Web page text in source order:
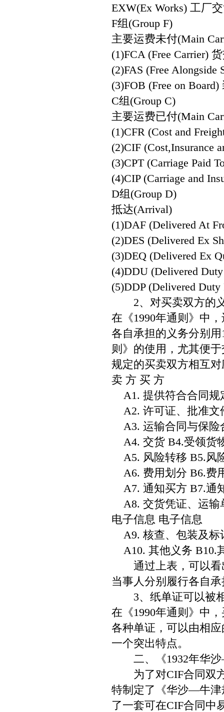
EXW(Ex Works) 工厂
F组(Group F)
主要运费未付(Main
(1)FCA (Free Carrier)
(2)FAS (Free
(3)FOB (Free on
C组(Group C)
主要运费已付(Main
(1)CFR (Cost and
(2)CIF (Cost,Insurance
(3)CPT (Carriage Paid
(4)CIP (Carriage and
D组(Group D)
抵达(Arrival)
(1)DAF (Delivered At
(2)DES (Delivered Ex
(3)DEQ (Delivered Ex
(4)DDU (Delivered
(5)DDP (Delivered
2、对买卖双方的义
在《1990年通则》中
各自承担的义务分别
则》的使用，尤其便
规定的买卖双方相互
卖 方 买 方
A1. 提供符合合同规
A2. 许可证、批准文
A3. 运输合同与保险
A4. 交货 B4.受领货
A5. 风险转移 B5.风
A6. 费用划分 B6.费
A7. 通知买方 B7.通
A8. 交货凭证、运输
电子信息 电子信息
A9. 核查、包装及标
A10. 其他义务 B10.
通过上表，可以看
当事人分别履行各自
3、纸单证可以被相
在《1990年通则》中
各种单证，可以由相
一个突出特点。
二、《1932年华沙
为了对CIF合同双方
特制定了《华沙—牛津
了一套可在CIF合同中